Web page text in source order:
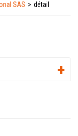
SAS détail